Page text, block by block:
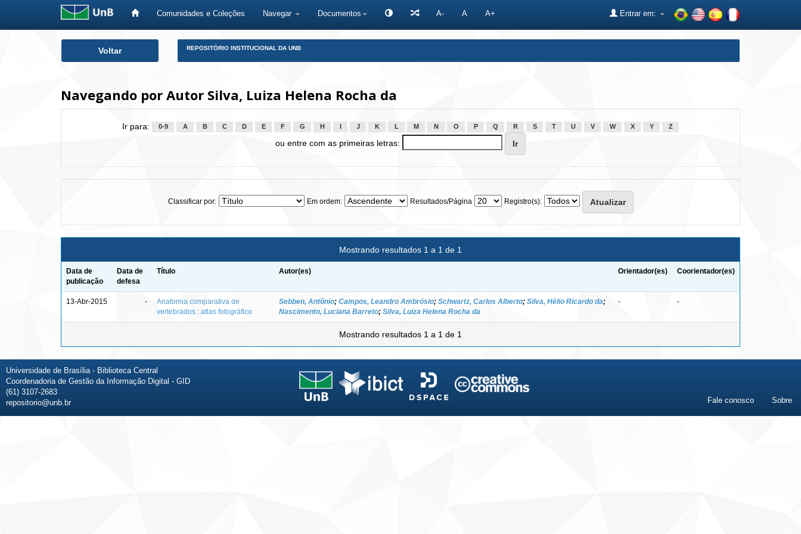
Comunidades e Coleções Navegar Documentos A- A A+ Entrar em:
Voltar REPOSITÓRIO INSTITUCIONAL DA UNB
Navegando por Autor Silva, Luiza Helena Rocha da
Ir para: 0-9 A B C D E F G H J K L M N O P Q R S T U V W X Y Z
ou entre com as primeiras letras:
Classificar por: Em ordem: Resultados/Página Registro(s):
Mostrando resultados 1 a 1 de 1
Data de
publicação
Data de
defesa
Título Autor(es) Orientador(es) Coorientador(es)
13-Abr-2015 -
Anatomia comparativa de
vertebrados : atlas fotográfico
Sebben, Antônio; Campos, Leandro Ambrósio; Schwartz, Carlos Alberto; Silva, Hélio Ricardo da;
Nascimento, Luciana Barreto; Silva, Luiza Helena Rocha da
- -
Mostrando resultados 1 a 1 de 1
Universidade de Brasília - Biblioteca Central
Coordenadoria de Gestão da Informação Digital - GID
(61) 3107-2683
repositorio@unb.br
Fale conosco Sobre